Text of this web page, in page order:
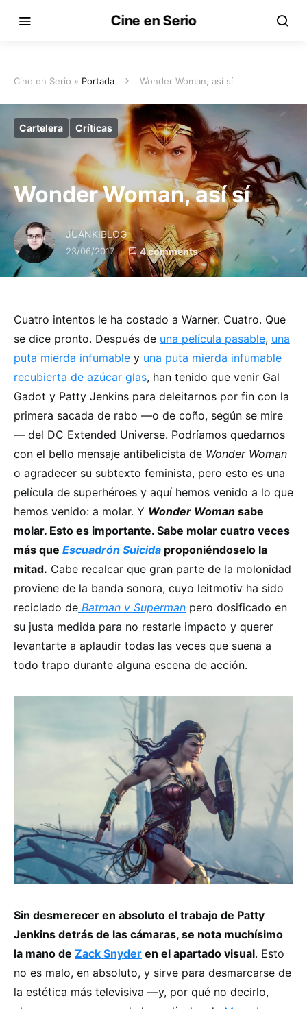
Cine en Serio
Cine en Serio » Portada Wonder Woman, así sí
Cartelera Críticas
Wonder Woman, así sí
JUANKIBLOG
23/06/2017 4 comments
Cuatro intentos le ha costado a Warner. Cuatro. Que
se dice pronto. Después de una película pasable, una
puta mierda infumable y una puta mierda infumable
recubierta de azúcar glas, han tenido que venir Gal
Gadot y Patty Jenkins para deleitarnos por fin con la
primera sacada de rabo —o de coño, según se mire
— del DC Extended Universe. Podríamos quedarnos
con el bello mensaje antibelicista de Wonder Woman
o agradecer su subtexto feminista, pero esto es una
película de superhéroes y aquí hemos venido a lo que
hemos venido: a molar. Y Wonder Woman sabe
molar. Esto es importante. Sabe molar cuatro veces
más que Escuadrón Suicida proponiéndoselo la
mitad. Cabe recalcar que gran parte de la molonidad
proviene de la banda sonora, cuyo leitmotiv ha sido
reciclado de Batman v Superman pero dosificado en
su justa medida para no restarle impacto y querer
levantarte a aplaudir todas las veces que suena a
todo trapo durante alguna escena de acción.
Sin desmerecer en absoluto el trabajo de Patty
Jenkins detrás de las cámaras, se nota muchísimo
la mano de Zack Snyder en el apartado visual. Esto
no es malo, en absoluto, y sirve para desmarcarse de
la estética más televisiva —y, por qué no decirlo,